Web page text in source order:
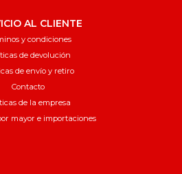
AL CLIENTE
y condiciones
de devolución
de envío y retiro
Contacto
de la empresa
mayor e importaciones